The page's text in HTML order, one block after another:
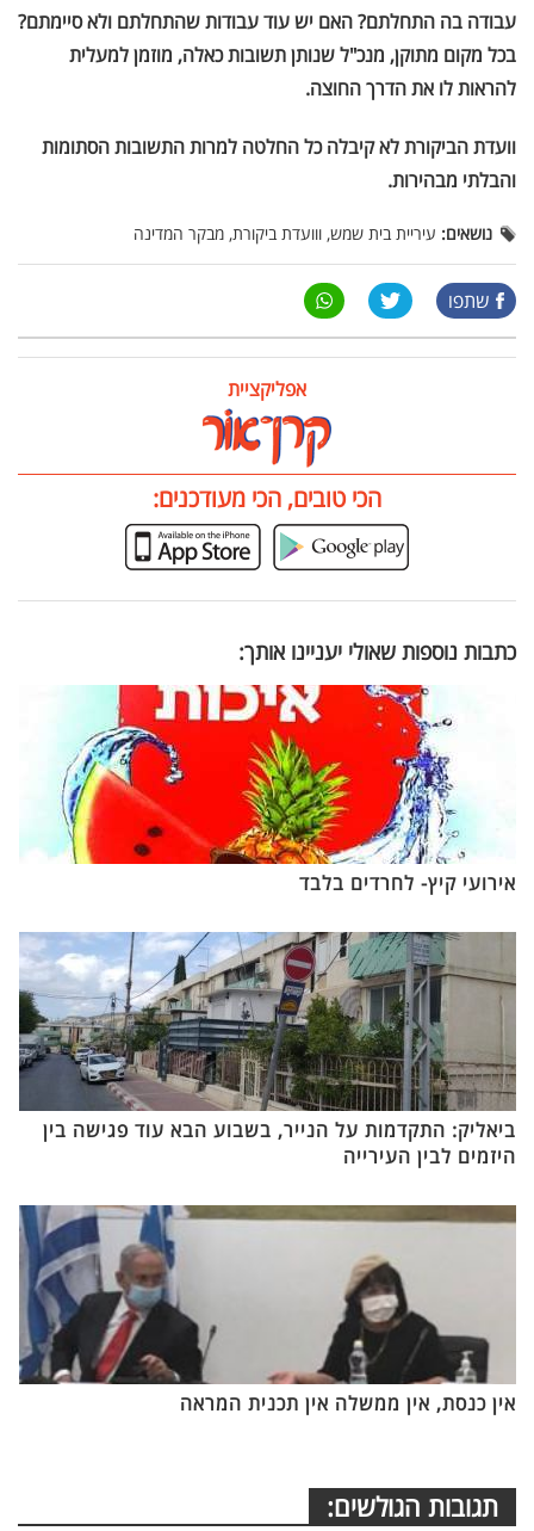
עבודה בה התחלתם? האם יש עוד עבודות שהתחלתם ולא סיימתם?
בכל מקום מתוקן, מנכ"ל שנותן תשובות כאלה, מוזמן למעלית
להראות לו את הדרך החוצה.
וועדת הביקורת לא קיבלה כל החלטה למרות התשובות הסתומות
והבלתי מבהירות.
נושאים: עיריית בית שמש, ווועדת ביקורת, מבקר המדינה
שתפו
אפליקציית
הכי טובים, הכי מעודכנים:
כתבות נוספות שאולי יעניינו אותך:
אירועי קיץ- לחרדים בלבד
ביאליק: התקדמות על הנייר, בשבוע הבא עוד פגישה בין
היזמים לבין העירייה
אין כנסת, אין ממשלה אין תכנית המראה
תגובות הגולשים: